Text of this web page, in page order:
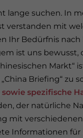
lange suchen. In
verstanden mit
Ihr Bedürfnis
ist uns bewusst,
Markt“
Briefing“ zu
spezifische
der natürliche
mit
Informationen